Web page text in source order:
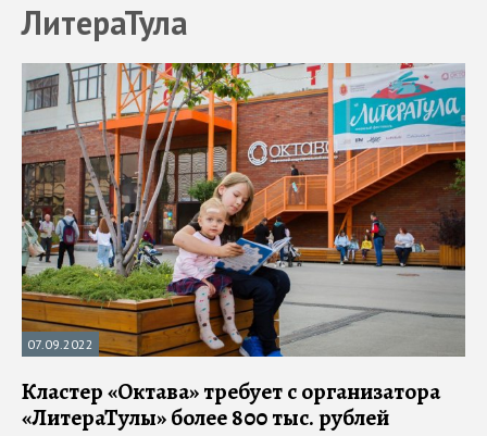
ЛитераТула
07.09.2022
Кластер «Октава» требует с организатора
«ЛитераТулы» более 800 тыс. рублей